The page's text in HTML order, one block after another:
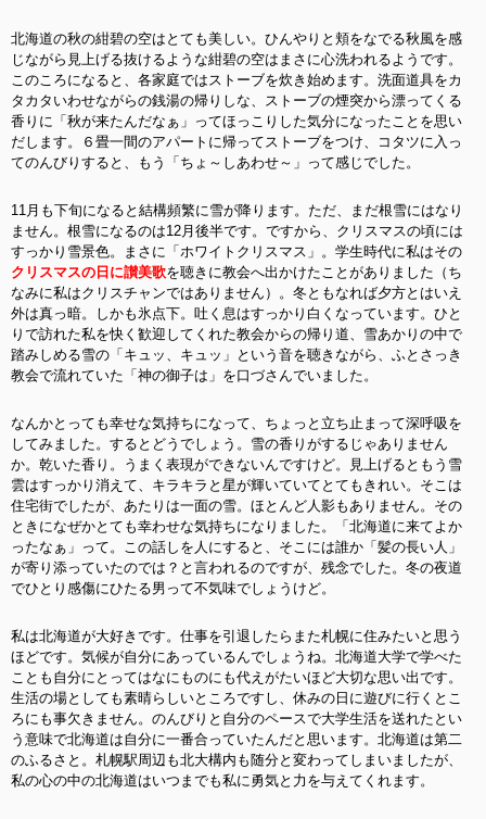
北海道の秋の紺碧の空はとても美しい。ひんやりと頬をなでる秋風を感
じながら見上げる抜けるような紺碧の空はまさに心洗われるようです。
このころになると、各家庭ではストーブを炊き始めます。洗面道具をカ
タカタいわせながらの銭湯の帰りしな、ストーブの煙突から漂ってくる
香りに「秋が来たんだなぁ」ってほっこりした気分になったことを思い
だします。６畳一間のアパートに帰ってストーブをつけ、コタツに入っ
てのんびりすると、もう「ちょ～しあわせ～」って感じでした。
11月も下旬になると結構頻繁に雪が降ります。ただ、まだ根雪にはなり
ません。根雪になるのは12月後半です。ですから、クリスマスの頃には
すっかり雪景色。まさに「ホワイトクリスマス」。学生時代に私はその
クリスマスの日に讃美歌を聴きに教会へ出かけたことがありました（ち
なみに私はクリスチャンではありません）。冬ともなれば夕方とはいえ
外は真っ暗。しかも氷点下。吐く息はすっかり白くなっています。ひと
りで訪れた私を快く歓迎してくれた教会からの帰り道、雪あかりの中で
踏みしめる雪の「キュッ、キュッ」という音を聴きながら、ふとさっき
教会で流れていた「神の御子は」を口づさんでいました。
なんかとっても幸せな気持ちになって、ちょっと立ち止まって深呼吸を
してみました。するとどうでしょう。雪の香りがするじゃありません
か。乾いた香り。うまく表現ができないんですけど。見上げるともう雪
雲はすっかり消えて、キラキラと星が輝いていてとてもきれい。そこは
住宅街でしたが、あたりは一面の雪。ほとんど人影もありません。その
ときになぜかとても幸わせな気持ちになりました。「北海道に来てよか
ったなぁ」って。この話しを人にすると、そこには誰か「髪の長い人」
が寄り添っていたのでは？と言われるのですが、残念でした。冬の夜道
でひとり感傷にひたる男って不気味でしょうけど。
私は北海道が大好きです。仕事を引退したらまた札幌に住みたいと思う
ほどです。気候が自分にあっているんでしょうね。北海道大学で学べた
ことも自分にとってはなにものにも代えがたいほど大切な思い出です。
生活の場としても素晴らしいところですし、休みの日に遊びに行くとこ
ろにも事欠きません。のんびりと自分のペースで大学生活を送れたとい
う意味で北海道は自分に一番合っていたんだと思います。北海道は第二
のふるさと。札幌駅周辺も北大構内も随分と変わってしまいましたが、
私の心の中の北海道はいつまでも私に勇気と力を与えてくれます。